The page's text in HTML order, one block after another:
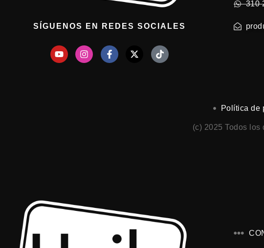
SÍGUENOS EN REDES SOCIALES
310
Política de
(c) 2025 Todos los